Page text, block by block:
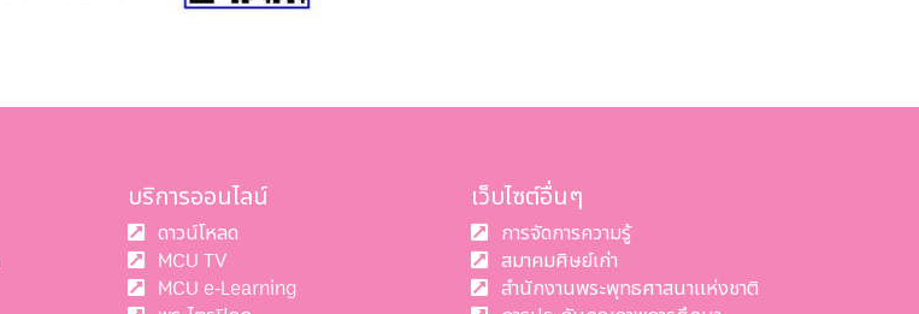
บริการออนไลน์
ดาวน์โหลด
MCU TV
MCU e-Learning
เว็บไซต์อื่นๆ
การจัดการความรู้
สมาคมศิษย์เก่า
สำนักงานพระพุทธศาสนาแห่งชาติ